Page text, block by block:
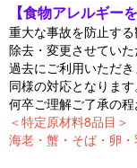
【食物アレルギー
重大な事故を防止す
除去・変更させていた
過去にご利用いただ
同様の対応となります。
何卒ご理解ご了承の
＜特定原材料8品目＞
海老・蟹・そば・卵